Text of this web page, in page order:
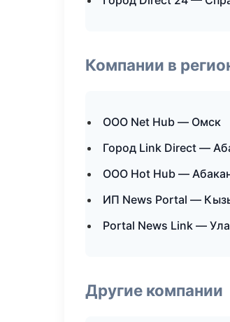
Компании в
ООО Net Hub — Омск
Город Link Direct —
ООО Hot Hub —
ИП News Portal —
Portal News Link —
Другие компании